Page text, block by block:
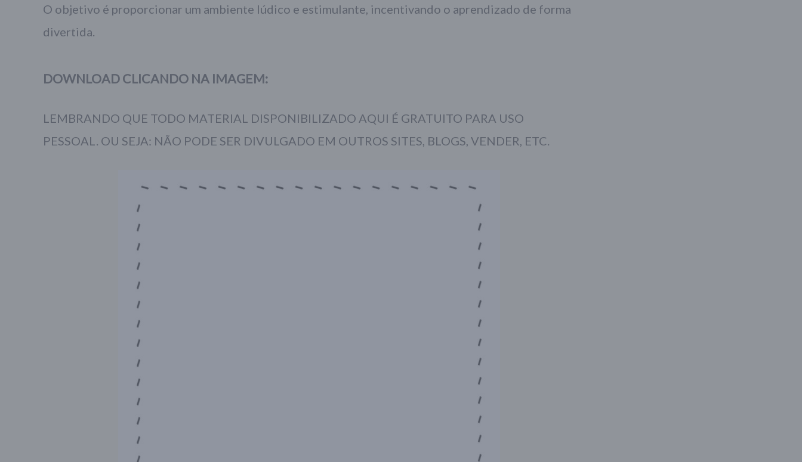
O objetivo é proporcionar um ambiente lúdico e estimulante, incentivando o aprendizado de forma
divertida.
DOWNLOAD CLICANDO NA IMAGEM:
LEMBRANDO QUE TODO MATERIAL DISPONIBILIZADO AQUI É GRATUITO PARA USO
PESSOAL. OU SEJA: NÃO PODE SER DIVULGADO EM OUTROS SITES, BLOGS, VENDER, ETC.